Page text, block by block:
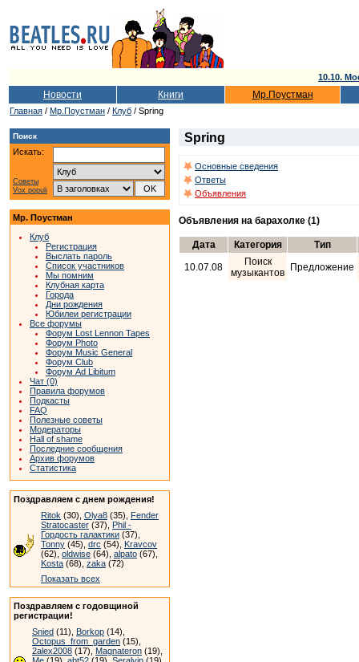
10.10.
Новости Книги Мр.Поустман
Главная / Мр.Поустман / Клуб / Spring
Поиск
Искать:
Советы
Vox populi
Мр. Поустман
Клуб
Регистрация
Выслать пароль
Список участников
Мы помним
Клубная карта
Города
Дни рождения
Юбилеи регистрации
Все форумы
Форум Lost Lennon Tapes
Форум Photo
Форум Music General
Форум Club
Форум Ad Libitum
Чат (0)
Правила форумов
Подкасты
FAQ
Полезные советы
Модераторы
Hall of shame
Последние сообщения
Архив форумов
Статистика
Поздравляем с днем рождения!
Ritok (30), Olya8 (35), Fender
Stratocaster (37), Phil -
Гордость галактики (37),
Tonny (45), drc (54), Kravcov
(62), oldwise (64), alpato (67),
Kosta (68), zaka (72)
Показать всех
Поздравляем с годовщиной
регистрации!
Snied (11), Borkop (14),
Octopus_from_garden (15),
2alex2008 (17), Magnateron (19),
Spring
Основные сведения
Ответы
Объявления
Объявления на барахолке (1)
Дата Категория
Тип
10.07.08
Поиск
музыкантов Предложение